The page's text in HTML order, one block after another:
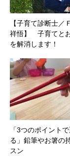
【子育て診断士
祥悟】 子育てと
を解消します！
「3つのポイント
る」鉛筆やお箸の
スン